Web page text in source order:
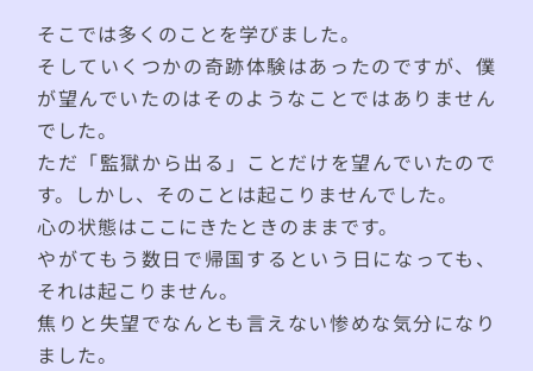
そこでは多くのことを学びました。
そしていくつかの奇跡体験はあったのですが、僕
が望んでいたのはそのようなことではありません
でした。
ただ「監獄から出る」ことだけを望んでいたので
す。しかし、そのことは起こりませんでした。
心の状態はここにきたときのままです。
やがてもう数日で帰国するという日になっても、
それは起こりません。
焦りと失望でなんとも言えない惨めな気分になり
ました。